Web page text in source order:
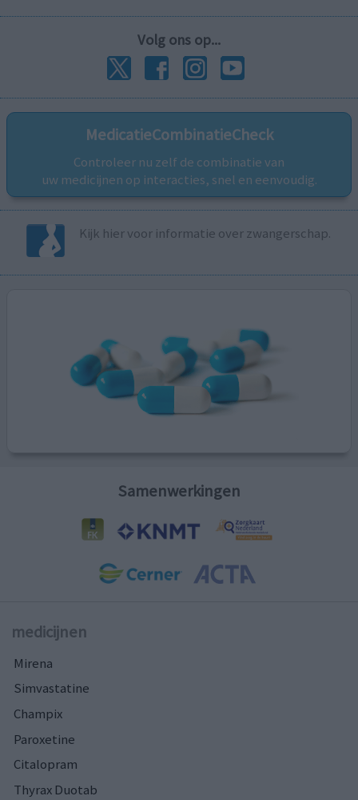
Volg ons op...
MedicatieCombinatieCheck
Controleer nu zelf de combinatie van
uw medicijnen op interacties, snel en eenvoudig.
Kijk hier voor informatie over zwangerschap.
Samenwerkingen
medicijnen
Mirena
Simvastatine
Champix
Paroxetine
Citalopram
Thyrax Duotab